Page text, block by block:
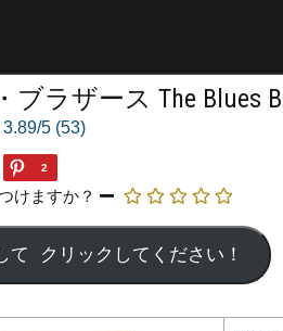
ブラザース The Blues
3.89/5 (53)
2
けますか？